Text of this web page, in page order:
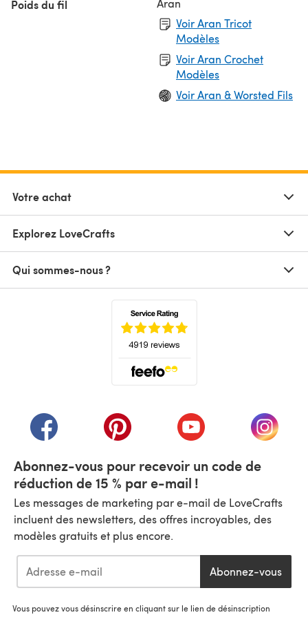
Poids du fil
Aran
Voir Aran Tricot
Modèles
Voir Aran Crochet
Modèles
Voir Aran & Worsted Fils
Votre achat
Explorez LoveCrafts
Qui sommes-nous ?
(s'ouvre dans un nouvel onglet)
(s'ouvre dans un nouvel onglet)
(s'ouvre dans un(s'ouvre
Abonnez-vous pour recevoir un code de
réduction de 15 % par e-mail !
Les messages de marketing par e-mail de LoveCrafts
incluent des newsletters, des offres incroyables, des
modèles gratuits et plus encore.
Abonnez-vous
Vous pouvez vous désinscrire en cliquant sur le lien de désinscription